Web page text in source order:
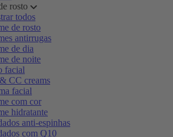
rosto
todos
de rosto
antirrugas
de dia
de noite
facial
CC creams
facial
com cor
hidratante
anti-espinhas
com Q10